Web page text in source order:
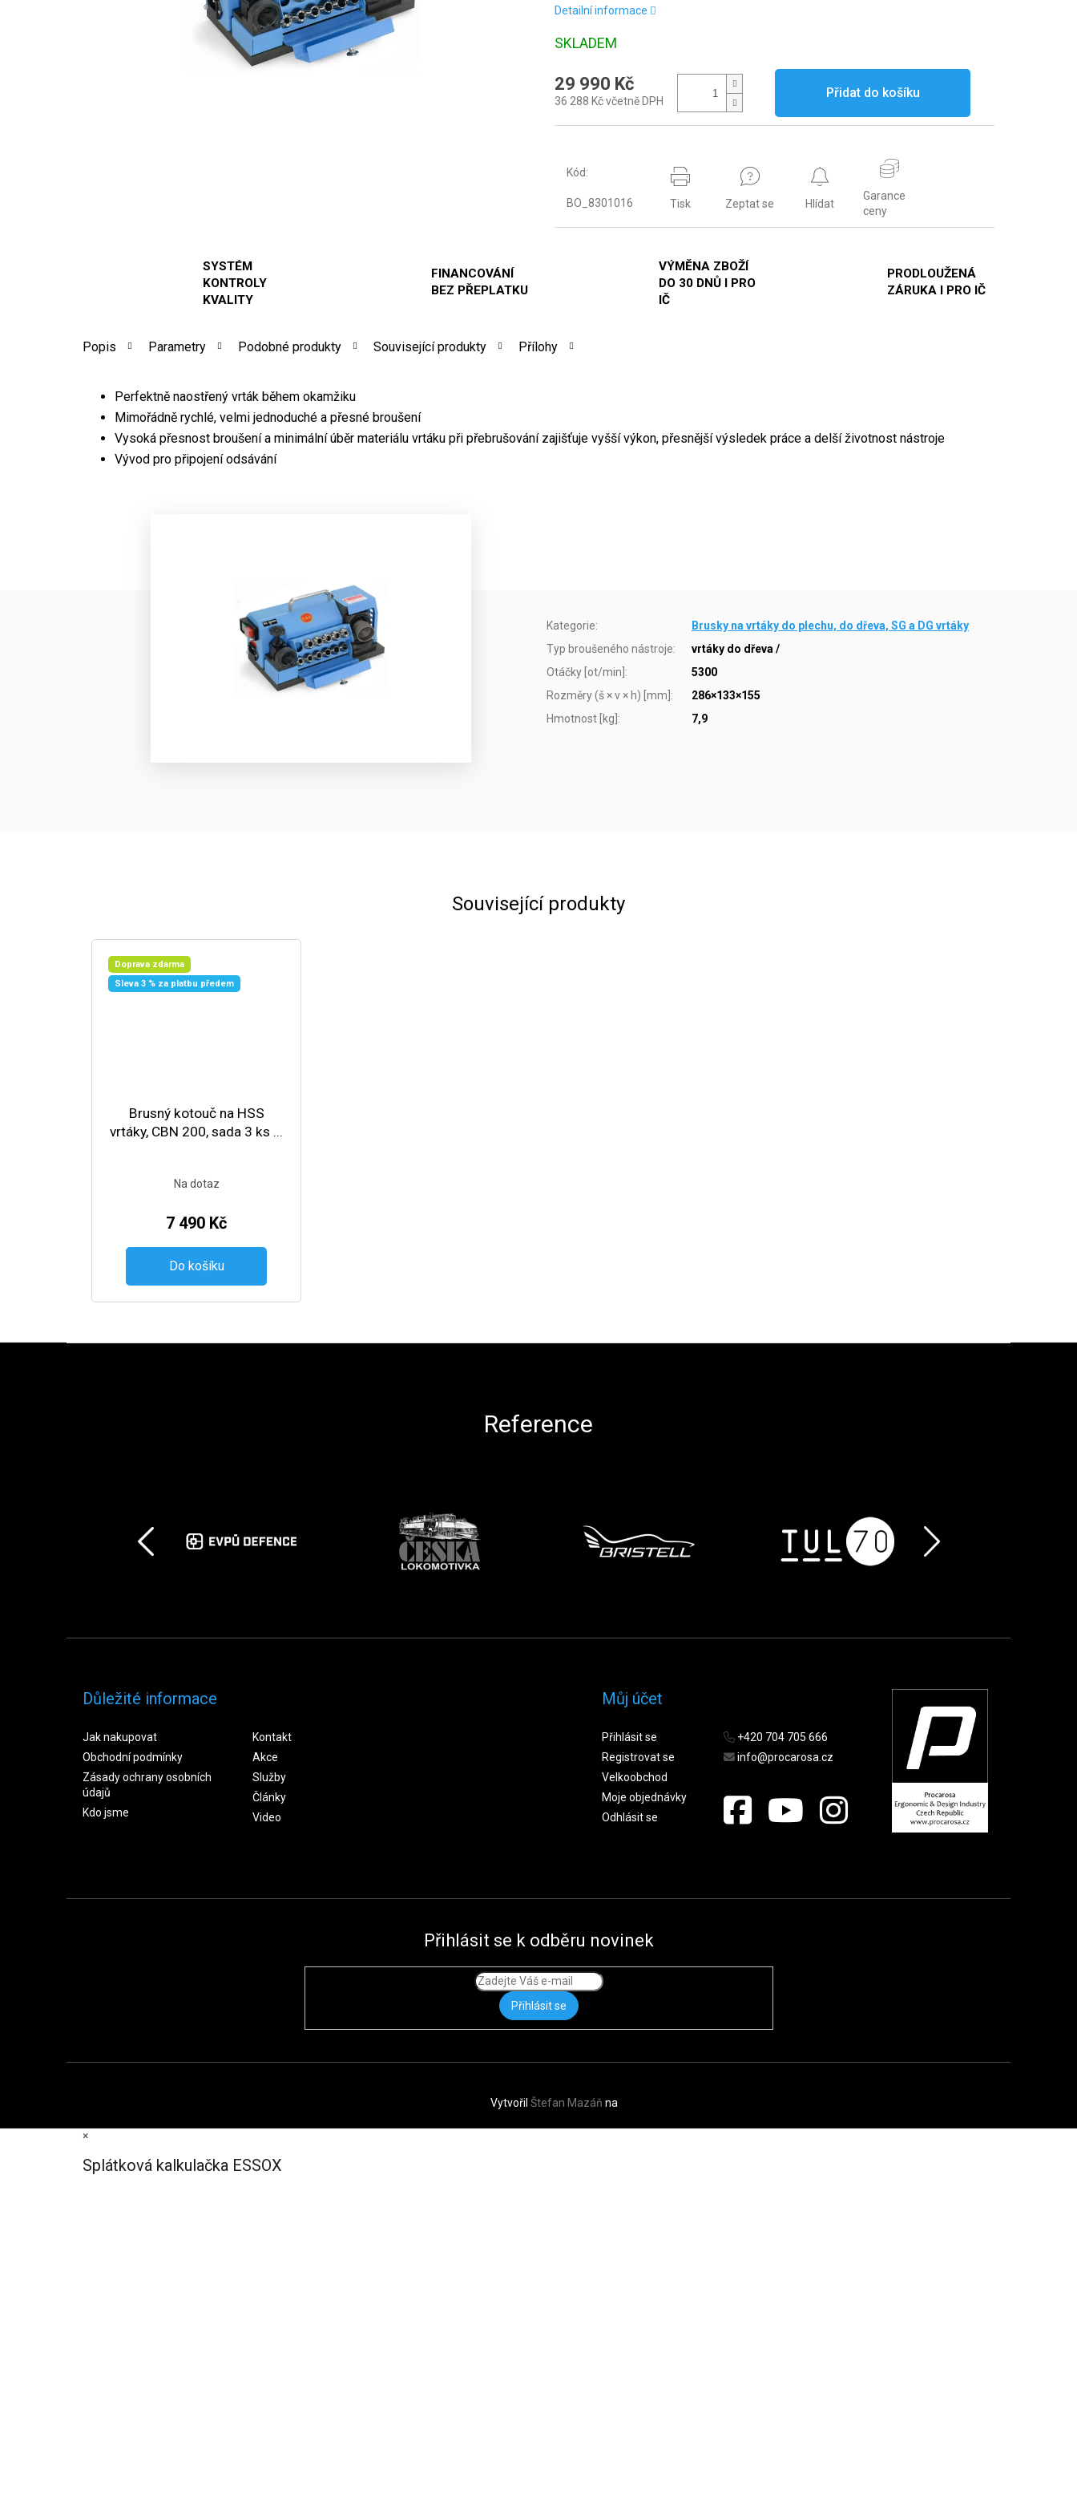
Detailní informace
SKLADEM
29 990 Kč
36 288 Kč včetně DPH
Přidat do košíku
Kód:
BO_8301016 Tisk Zeptat se Hlídat
Garance
ceny
SYSTÉM
KONTROLY
KVALITY
FINANCOVÁNÍ
BEZ PŘEPLATKU
VÝMĚNA ZBOŽÍ
DO 30 DNŮ I PRO
IČ
PRODLOUŽENÁ
ZÁRUKA I PRO IČ
Popis Parametry Podobné produkty Související produkty Přílohy
Perfektně naostřený vrták během okamžiku
Mimořádně rychlé, velmi jednoduché a přesné broušení
Vysoká přesnost broušení a minimální úběr materiálu vrtáku při přebrušování zajišťuje vyšší výkon, přesnější výsledek práce a delší životnost nástroje
Vývod pro připojení odsávání
Kategorie:
Brusky na vrtáky do plechu, do dřeva, SG a DG vrtáky
Typ broušeného nástroje:
vrtáky do dřeva /
Otáčky [ot/min] :
5300
Rozměry (š × v × h) [mm] :
286×133×155
Hmotnost [kg] : 7,9
Související produkty
Doprava zdarma
Sleva 3 % za platbu předem
Brusný kotouč na HSS
vrtáky, CBN 200, sada 3 ks ...
Na dotaz
7 490 Kč
Do košíku
Reference
Důležité informace
Jak nakupovat
Obchodní podmínky
Zásady ochrany osobních
údajů
Kdo jsme
Kontakt
Akce
Služby
Články
Video
Můj účet
Přihlásit se
Registrovat se
Velkoobchod
Moje objednávky
Odhlásit se
+420 704 705 666
info@procarosa.cz
Přihlásit se k odběru novinek
Přihlásit se
Vytvořil Štefan Mazáň na
×
Splátková kalkulačka ESSOX